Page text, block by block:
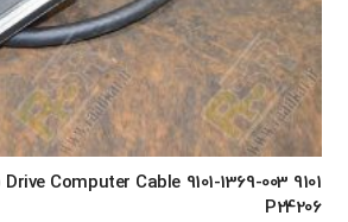
Computer Cable 9101-1369-003 9101
P24206